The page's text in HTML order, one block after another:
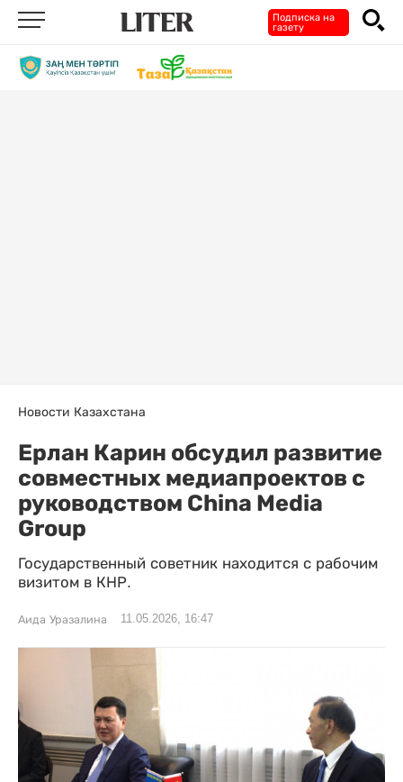
Подписка на
газету
Новости Казахстана
Ерлан Карин обсудил развитие
совместных медиапроектов с
руководством China Media
Group
Государственный советник находится с рабочим
визитом в КНР.
Аида Уразалина 11.05.2026, 16:47